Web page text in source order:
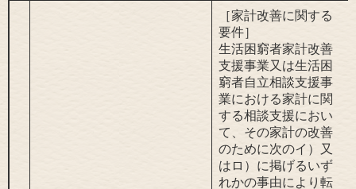
［家計改善に関する
要件］
生活困窮者家計改善
支援事業又は生活困
窮者自立相談支援事
業における家計に関
する相談支援におい
て、その家計の改善
のために次のイ）又
はロ）に掲げるいず
れかの事由により転